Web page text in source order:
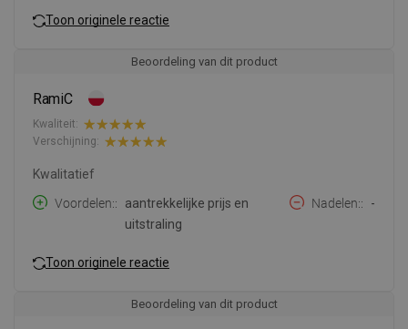
Toon originele reactie
Beoordeling van dit product
RamiC
Kwaliteit:
Verschijning:
Kwalitatief
Voordelen:
aantrekkelijke prijs en
uitstraling
Nadelen: -
Toon originele reactie
Beoordeling van dit product